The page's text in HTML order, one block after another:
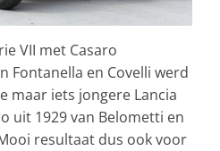
VII met Casaro
Fontanella en Covelli werd
maar iets jongere Lancia
uit 1929 van Belometti en
resultaat dus ook voor